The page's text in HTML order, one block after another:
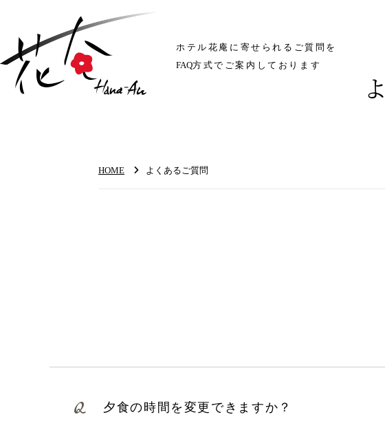
ホテル花庵に寄せられるご質問を
FAQ方式でご案内しております
HOME よくあるご質問
夕食の時間を変更できますか？